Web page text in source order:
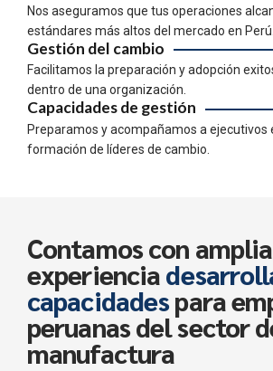
Nos aseguramos que tus operaciones
estándares más altos del mercado en Perú.
Gestión del cambio
Facilitamos la preparación y adopción
dentro de una organización.
Capacidades de gestión
Preparamos y acompañamos a ejecutivos
formación de líderes de cambio.
Contamos con amplia
experiencia
capacidadespara
peruanas del sector
manufactura